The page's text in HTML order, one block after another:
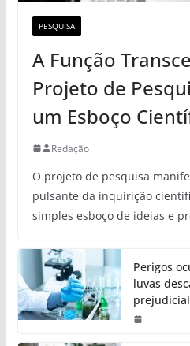
PESQUISA
A Função
Projeto de
um Esboço
Redação
O projeto de pesquisa
pulsante da inquirição
simples esboço de ideias e
Perigos
luvas
prejudicial